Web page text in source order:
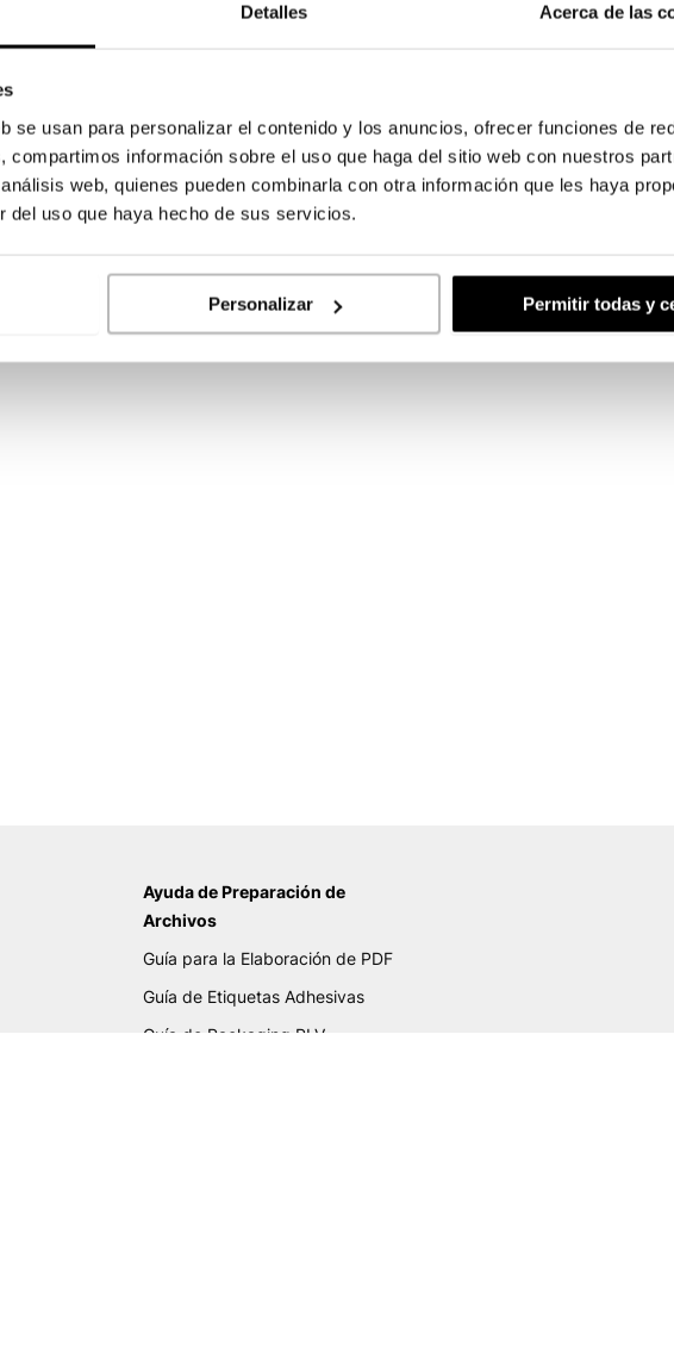
Detalles Acerca de las
se usan para personalizar el contenido y los anuncios, ofrecer funciones de
compartimos información sobre el uso que haga del sitio web con nuestros
web, quienes pueden combinarla con otra información que les haya
del uso que haya hecho de sus servicios.
Personalizar Permitir todas y
Ayuda de Preparación de
Archivos
Guía para la Elaboración de PDF
Guía de Etiquetas Adhesivas
Guía de Packaging PLV